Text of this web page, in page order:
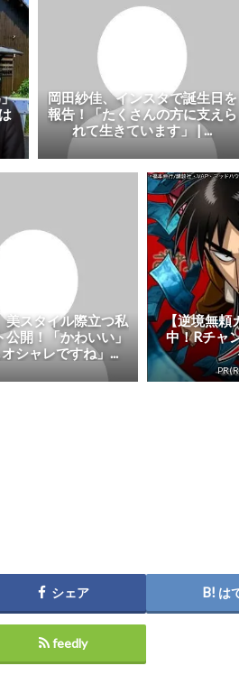
岡田紗佳、インスタで誕生日を
報告！「たくさんの方に支えら
れて生きています」 | ...
美スタイル際立つ私
公開！「かわいい」
オシャレですね」...
【逆境無頼
中！Rチャ
シェア は
feedly